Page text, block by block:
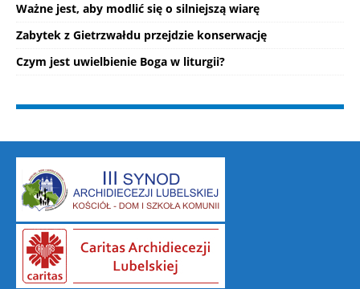
Ważne jest, aby modlić się o silniejszą wiarę
Zabytek z Gietrzwałdu przejdzie konserwację
Czym jest uwielbienie Boga w liturgii?